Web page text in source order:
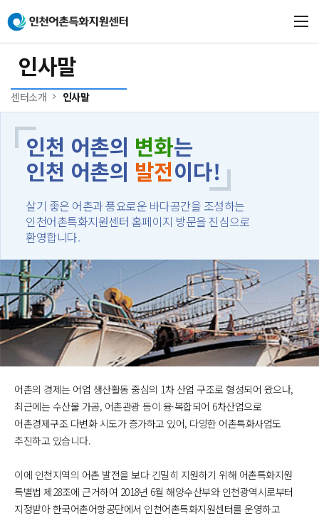
인사말
센터소개 인사말
인천 어촌의 변화는
인천 어촌의 발전이다!
살기 좋은 어촌과 풍요로운 바다공간을 조성하는
인천어촌특화지원센터 홈페이지 방문을 진심으로
환영합니다.
어촌의 경제는 어업 생산활동 중심의 1차 산업 구조로 형성되어 왔으나,
최근에는 수산물 가공, 어촌관광 등이 융·복합되어 6차산업으로
어촌경제구조 다변화 시도가 증가하고 있어, 다양한 어촌특화사업도
추진하고 있습니다.
이에 인천지역의 어촌 발전을 보다 긴밀히 지원하기 위해 어촌특화지원
특별법 제28조에 근거하여 2018년 6월 해양수산부와 인천광역시로부터
지정받아 한국어촌어항공단에서 인천어촌특화지원센터를 운영하고